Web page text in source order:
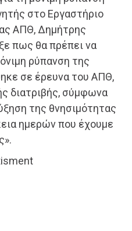
στο Εργαστήριο
ΑΠΘ, Δημήτρης
πως θα πρέπει να
ρύπανση της
σε έρευνα του ΑΠΘ,
διατριβής, σύμφωνα
της θνησιμότητας
ημερών που έχουμε